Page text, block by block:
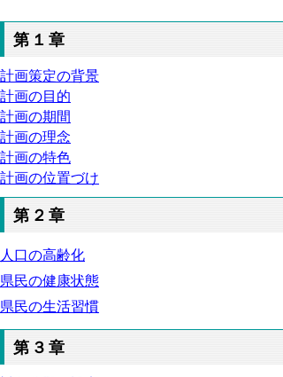
第１章
計画策定の背景
計画の目的
計画の期間
計画の理念
計画の特色
計画の位置づけ
第２章
人口の高齢化
県民の健康状態
県民の生活習慣
第３章